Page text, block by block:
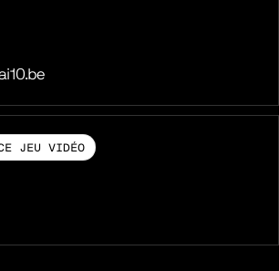
JEU VIDÉO